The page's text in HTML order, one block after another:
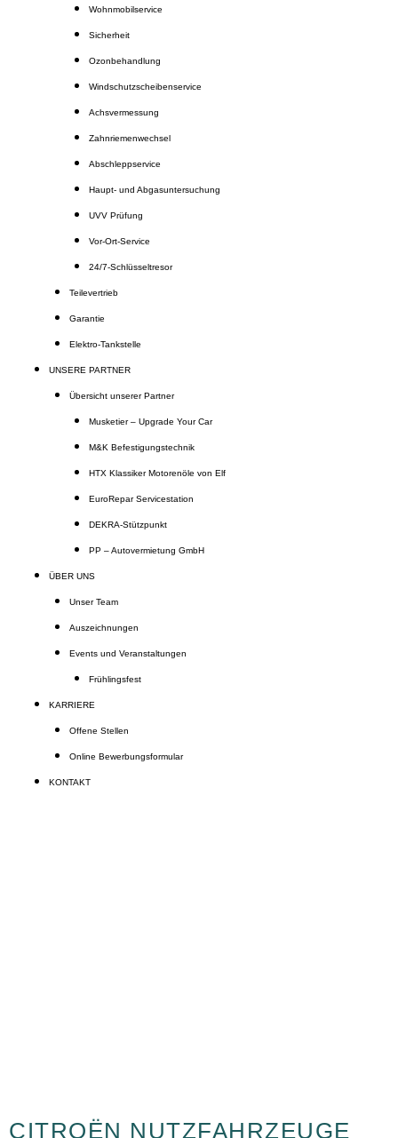
Wohnmobilservice
Sicherheit
Ozonbehandlung
Windschutzscheibenservice
Achsvermessung
Zahnriemenwechsel
Abschleppservice
Haupt- und Abgasuntersuchung
UVV Prüfung
Vor-Ort-Service
24/7-Schlüsseltresor
Teilevertrieb
Garantie
Elektro-Tankstelle
UNSERE PARTNER
Übersicht unserer Partner
Musketier – Upgrade Your Car
M&K Befestigungstechnik
HTX Klassiker Motorenöle von Elf
EuroRepar Servicestation
DEKRA-Stützpunkt
PP – Autovermietung GmbH
ÜBER UNS
Unser Team
Auszeichnungen
Events und Veranstaltungen
Frühlingsfest
KARRIERE
Offene Stellen
Online Bewerbungsformular
KONTAKT
CITROËN NUTZFAHRZEUGE